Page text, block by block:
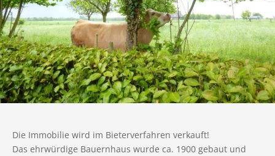
Die Immobilie wird im Bieterverfahren verkauft!
Das ehrwürdige Bauernhaus wurde ca. 1900 gebaut und